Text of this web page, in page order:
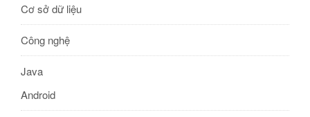
Cơ sở dữ liệu
Công nghệ
Java
Android